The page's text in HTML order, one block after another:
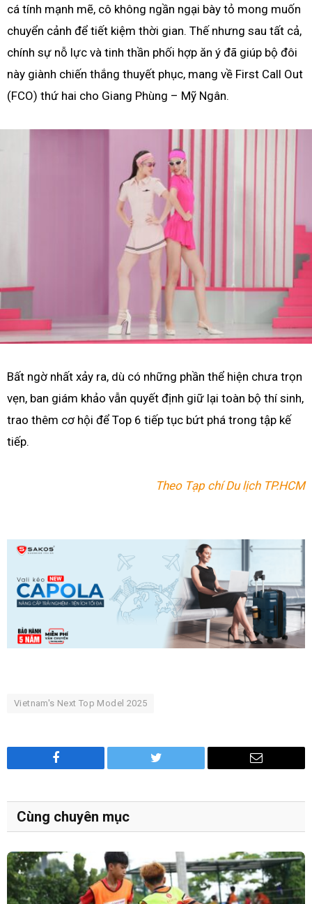
cá tính mạnh mẽ, cô không ngần ngại bày tỏ mong muốn
chuyển cảnh để tiết kiệm thời gian. Thế nhưng sau tất cả,
chính sự nỗ lực và tinh thần phối hợp ăn ý đã giúp bộ đôi
này giành chiến thắng thuyết phục, mang về First Call Out
(FCO) thứ hai cho Giang Phùng – Mỹ Ngân.
Bất ngờ nhất xảy ra, dù có những phần thể hiện chưa trọn
vẹn, ban giám khảo vẫn quyết định giữ lại toàn bộ thí sinh,
trao thêm cơ hội để Top 6 tiếp tục bứt phá trong tập kế
tiếp.
Theo Tạp chí Du lịch TP.HCM
Vietnam's Next Top Model 2025
Facebook Twitter Email
Cùng chuyên mục